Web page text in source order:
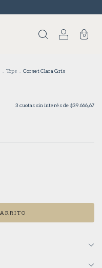
0
Tops Corset Clara Gris
3 cuotas sin interés de $39.666,67